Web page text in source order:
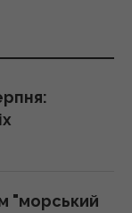
на касі:
за цінник
так само,
"морський